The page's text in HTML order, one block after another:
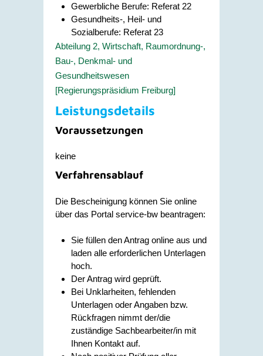
Gewerbliche Berufe: Referat 22
Gesundheits-, Heil- und
Sozialberufe: Referat 23
Abteilung 2, Wirtschaft, Raumordnung-,
Bau-, Denkmal- und
Gesundheitswesen
[Regierungspräsidium Freiburg]
Leistungsdetails
Voraussetzungen
keine
Verfahrensablauf
Die Bescheinigung können Sie online
über das Portal service-bw beantragen:
Sie füllen den Antrag online aus und
laden alle erforderlichen Unterlagen
hoch.
Der Antrag wird geprüft.
Bei Unklarheiten, fehlenden
Unterlagen oder Angaben bzw.
Rückfragen nimmt der/die
zuständige Sachbearbeiter/in mit
Ihnen Kontakt auf.